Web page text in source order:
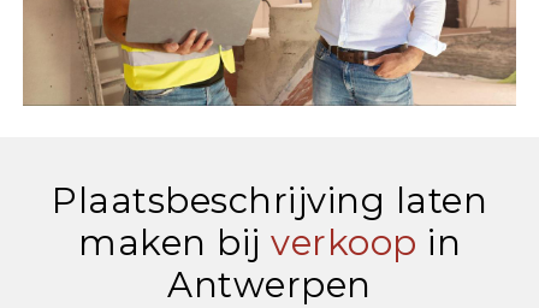
Plaatsbeschrijving laten
maken bij verkoop in
Antwerpen